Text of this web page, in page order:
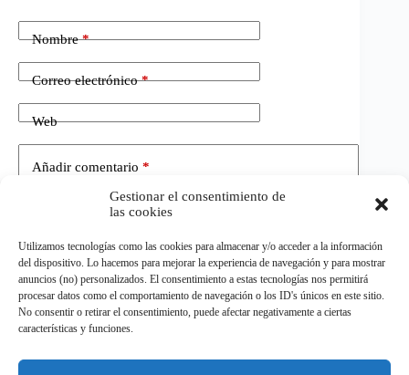
Gestionar el consentimiento de
las cookies
Utilizamos tecnologías como las cookies para almacenar y/o acceder a la información
del dispositivo. Lo hacemos para mejorar la experiencia de navegación y para mostrar
anuncios (no) personalizados. El consentimiento a estas tecnologías nos permitirá
procesar datos como el comportamiento de navegación o los ID's únicos en este sitio.
No consentir o retirar el consentimiento, puede afectar negativamente a ciertas
características y funciones.
Nombre*
Correo electrónico*
Web
Añadir comentario *
Publicar el comentario